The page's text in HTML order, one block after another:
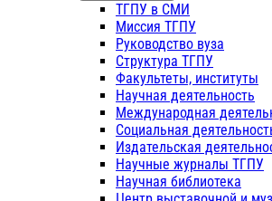
ТГПУ в СМИ
Миссия ТГПУ
Руководство вуза
Структура ТГПУ
Факультеты, институты
Научная деятельность
Международная
Социальная
Издательская
Научные журналы ТГПУ
Научная библиотека